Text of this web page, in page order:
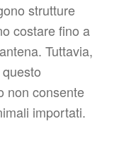
strutture
costare fino a
Tuttavia,
non consente
importati.